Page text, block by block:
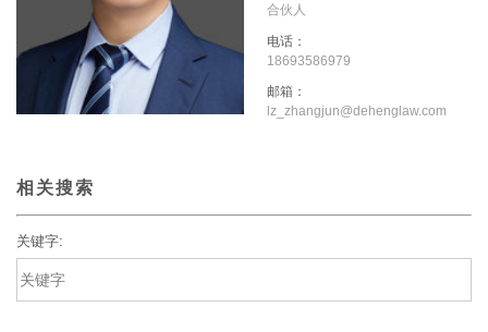
合伙人
电话：
18693586979
邮箱：
lz_zhangjun@dehenglaw.com
相关搜索
关键字: